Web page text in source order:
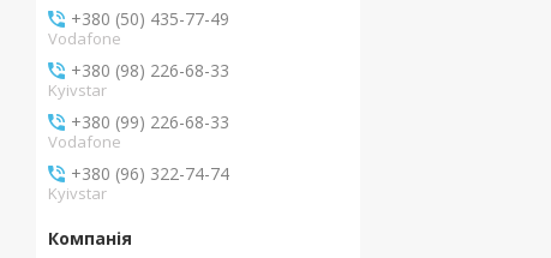
+380 (50) 435-77-49
Vodafone
+380 (98) 226-68-33
Kyivstar
+380 (99) 226-68-33
Vodafone
+380 (96) 322-74-74
Kyivstar